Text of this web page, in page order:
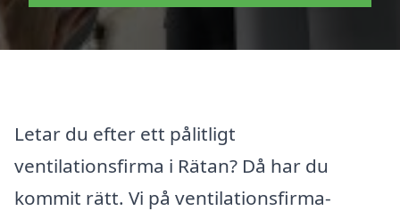
Letar du efter ett pålitligt
ventilationsfirma i Rätan? Då har du
kommit rätt. Vi på ventilationsfirma-